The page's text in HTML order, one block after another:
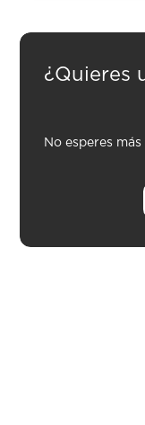
¿Quieres
No esperes